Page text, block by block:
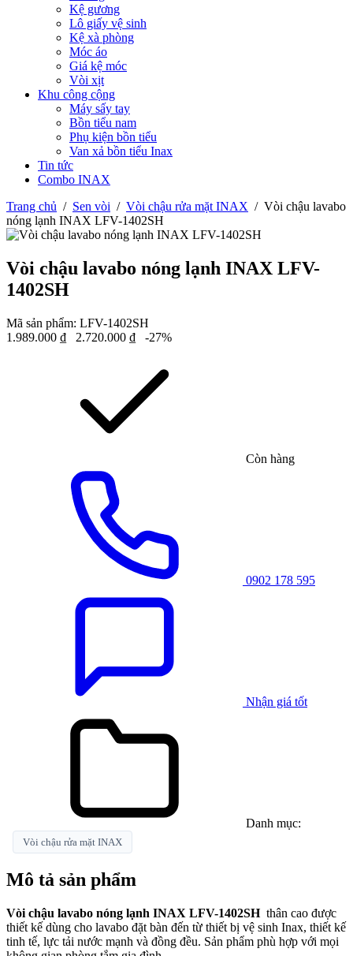
Kệ gương
Lô giấy vệ sinh
Kệ xà phòng
Móc áo
Giá kệ móc
Vòi xịt
Khu công cộng
Máy sấy tay
Bồn tiểu nam
Phụ kiện bồn tiểu
Van xả bồn tiểu Inax
Tin tức
Combo INAX
Trang chủ / Sen vòi / Vòi chậu rửa mặt INAX / Vòi chậu lavabo
nóng lạnh INAX LFV-1402SH
Vòi chậu lavabo nóng lạnh INAX LFV-
1402SH
Mã sản phẩm: LFV-1402SH
1.989.000 ₫ 2.720.000 ₫ -27%
Còn hàng
0902 178 595
Nhận giá tốt
Danh mục:
Vòi chậu rửa mặt INAX
Mô tả sản phẩm
Vòi chậu lavabo nóng lạnh INAX LFV-1402SHthân cao được
thiết kế dùng cho lavabo đặt bàn đến từ thiết bị vệ sinh Inax, thiết kế
tinh tế, lực tải nước mạnh và đồng đều. Sản phẩm phù hợp với mọi